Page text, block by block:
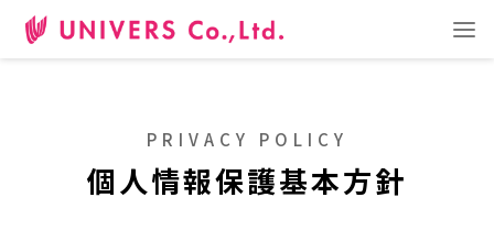
PRIVACY POLICY
個人情報保護基本方針